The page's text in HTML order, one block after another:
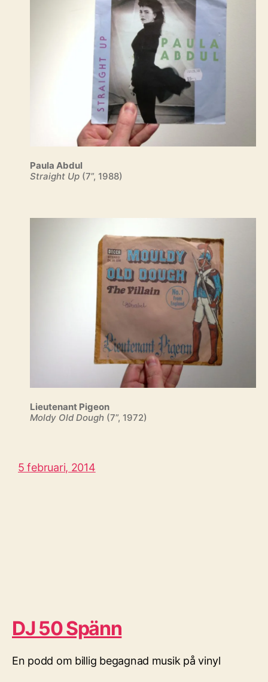
Paula Abdul
Straight Up (7”, 1988)
Lieutenant Pigeon
Moldy Old Dough (7”, 1972)
5 februari, 2014
DJ 50 Spänn
En podd om billig begagnad musik på vinyl